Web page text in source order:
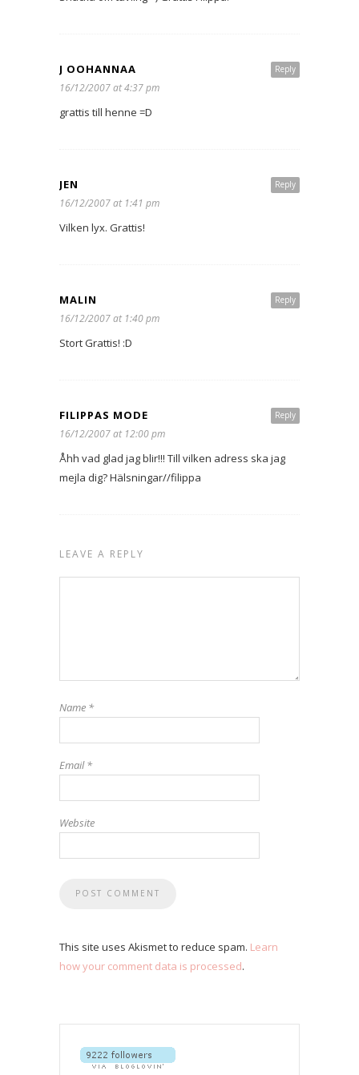
Reply
J OOHANNAA
16/12/2007 at 4:37 pm
grattis till henne =D
Reply
JEN
16/12/2007 at 1:41 pm
Vilken lyx. Grattis!
Reply
MALIN
16/12/2007 at 1:40 pm
Stort Grattis! :D
Reply
FILIPPAS MODE
16/12/2007 at 12:00 pm
Åhh vad glad jag blir!!! Till vilken adress ska jag
mejla dig? Hälsningar//filippa
LEAVE A REPLY
Name *
Email*
Website
This site uses Akismet to reduce spam. Learn
how your comment data is processed.